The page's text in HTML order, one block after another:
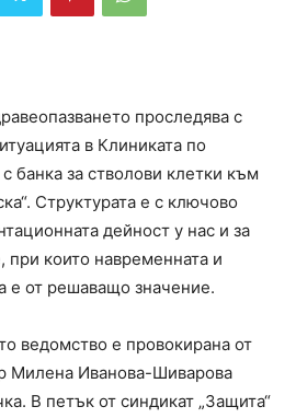
проследява с
в Клиниката по
банка за стволови клетки към
Структурата е с ключово
дейност у нас и за
при които навременната и
е от решаващо значение.
ведомство е провокирана от
Милена Иванова-Шиварова
В петък от синдикат „Защита“